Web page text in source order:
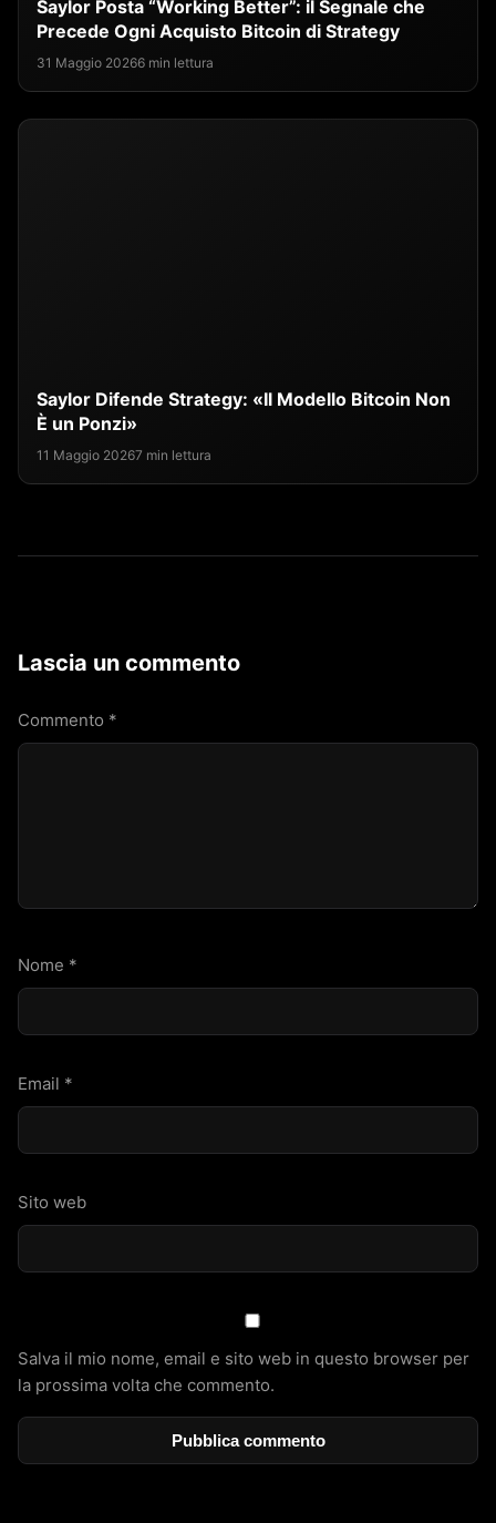
Saylor Posta “Working Better”: il Segnale che
Precede Ogni Acquisto Bitcoin di Strategy
31 Maggio 20266 min lettura
Saylor Difende Strategy: «Il Modello Bitcoin Non
È un Ponzi»
11 Maggio 20267 min lettura
Lascia un commento
Commento *
Nome *
Email *
Sito web
Salva il mio nome, email e sito web in questo browser per
la prossima volta che commento.